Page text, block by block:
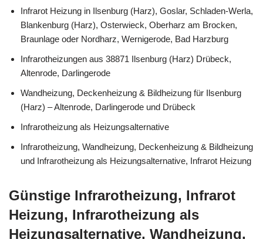
Infrarot Heizung in Ilsenburg (Harz), Goslar, Schladen-Werla,
Blankenburg (Harz), Osterwieck, Oberharz am Brocken,
Braunlage oder Nordharz, Wernigerode, Bad Harzburg
Infrarotheizungen aus 38871 Ilsenburg (Harz) Drübeck,
Altenrode, Darlingerode
Wandheizung, Deckenheizung & Bildheizung für Ilsenburg
(Harz) – Altenrode, Darlingerode und Drübeck
Infrarotheizung als Heizungsalternative
Infrarotheizung, Wandheizung, Deckenheizung & Bildheizung
und Infrarotheizung als Heizungsalternative, Infrarot Heizung
Günstige Infrarotheizung, Infrarot
Heizung, Infrarotheizung als
Heizungsalternative, Wandheizung,